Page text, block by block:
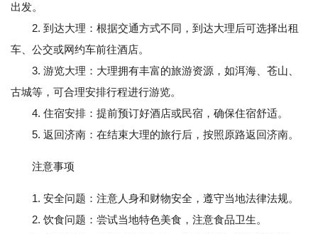
出发。
2. 到达大理：根据交通方式不同，到达大理后可选择出租
车、公交或网约车前往酒店。
3. 游览大理：大理拥有丰富的旅游资源，如洱海、苍山、
古城等，可合理安排行程进行游览。
4. 住宿安排：提前预订好酒店或民宿，确保住宿舒适。
5. 返回济南：在结束大理的旅行后，按照原路返回济南。
注意事项
1. 安全问题：注意人身和财物安全，遵守当地法律法规。
2. 饮食问题：尝试当地特色美食，注意食品卫生。